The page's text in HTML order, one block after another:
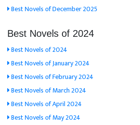
Best Novels of December 2025
Best Novels of 2024
Best Novels of 2024
Best Novels of January 2024
Best Novels of February 2024
Best Novels of March 2024
Best Novels of April 2024
Best Novels of May 2024